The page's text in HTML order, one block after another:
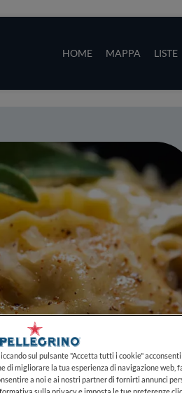
HOME MAPPA LISTE
sul pulsante "Accetta tutti i cookie"
di migliorare la tua esperienza di navigazione
a noi e ai nostri partner di fornirti annunci